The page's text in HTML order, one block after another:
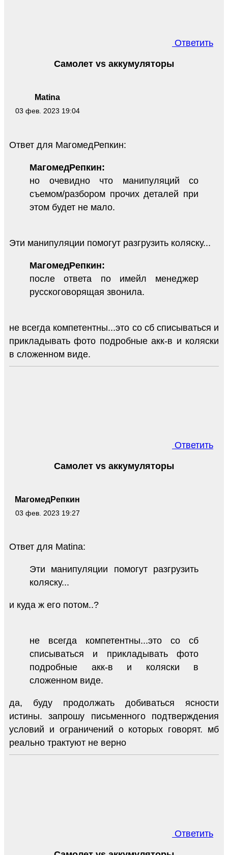
Ответить
Matina
03 фев. 2023 19:04
Самолет vs аккумуляторы
Ответ для МагомедРепкин:
МагомедРепкин:
но очевидно что манипуляций со
съемом/разбором прочих деталей при
этом будет не мало.
Эти манипуляции помогут разгрузить коляску...
МагомедРепкин:
после ответа по имейл менеджер
русскоговорящая звонила.
не всегда компетентны...это со сб списываться и
прикладывать фото подробные акк-в и коляски
в сложенном виде.
Ответить
МагомедРепкин
03 фев. 2023 19:27
Самолет vs аккумуляторы
Ответ для Matina:
Эти манипуляции помогут разгрузить
коляску...
и куда ж его потом..?
не всегда компетентны...это со сб
списываться и прикладывать фото
подробные акк-в и коляски в
сложенном виде.
да, буду продолжать добиваться ясности
истины. запрошу письменного подтверждения
условий и ограничений о которых говорят. мб
реально трактуют не верно
Ответить